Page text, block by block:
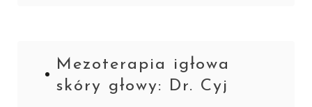
Mezoterapia igłowa
skóry głowy: Dr. Cyj